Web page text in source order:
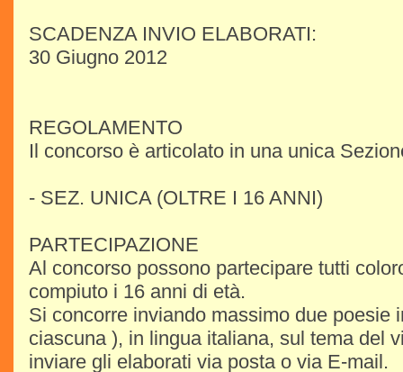
SCADENZA INVIO ELABORATI:
30 Giugno 2012
REGOLAMENTO
Il concorso è articolato in una unica
- SEZ. UNICA (OLTRE I 16 ANNI)
PARTECIPAZIONE
Al concorso possono partecipare tutti
compiuto i 16 anni di età.
Si concorre inviando massimo due poesie
ciascuna ), in lingua italiana, sul tema del
inviare gli elaborati via posta o via E-mail.